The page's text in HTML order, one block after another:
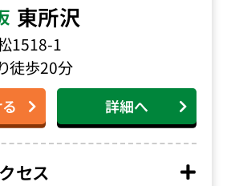
東所沢
1518-1
徒歩20分
詳細へ
セス